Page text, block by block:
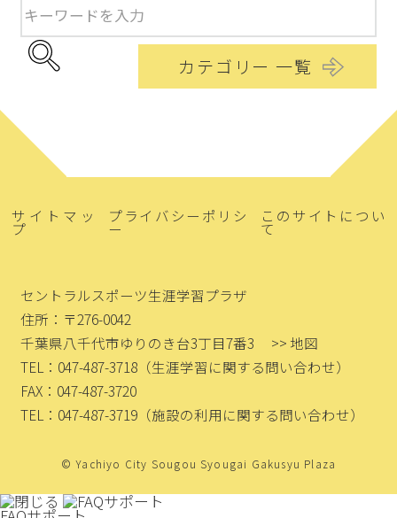
カテゴリー 一覧
サイトマッ
プ
プライバシーポリシ
ー
このサイトについ
て
セントラルスポーツ生涯学習プラザ
住所：〒276-0042
千葉県八千代市ゆりのき台3丁目7番3
>> 地図
TEL：047-487-3718 （生涯学習に関する問い合わせ）
FAX：047-487-3720
TEL：047-487-3719 （施設の利用に関する問い合わせ）
© Yachiyo City Sougou Syougai Gakusyu Plaza